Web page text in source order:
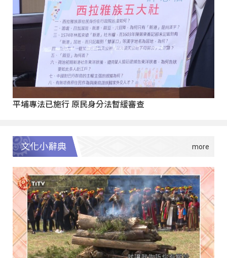
平埔專法已施行 原民身分法暫緩審查
文化小辭典